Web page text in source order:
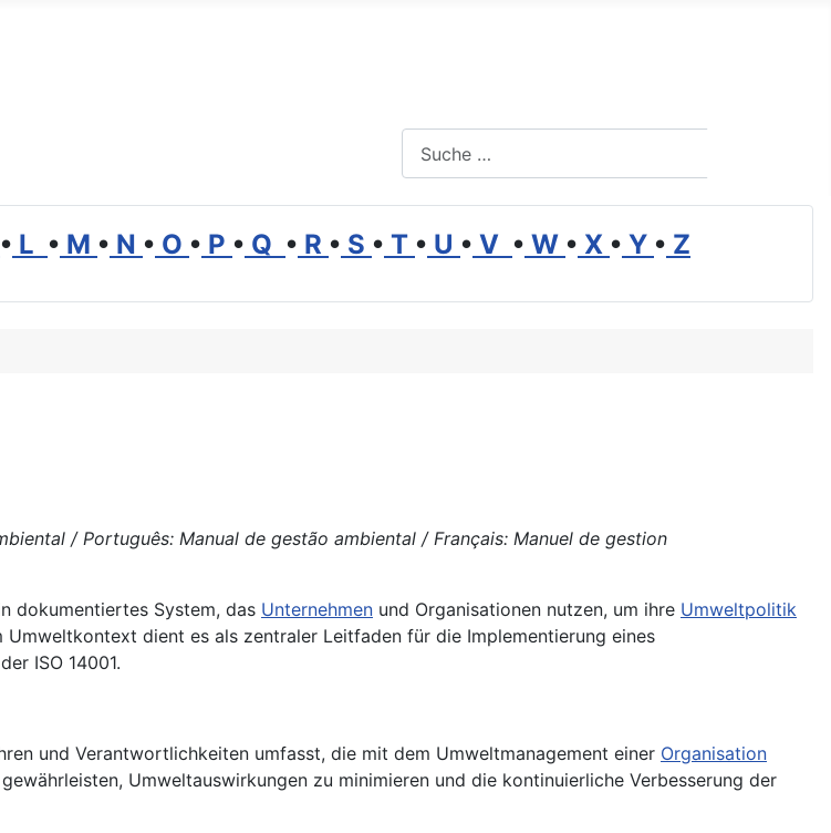
• L • M • N • O • P • Q • R • S • T • U • V • W • X • Y • Z
/ Português: Manual de gestão ambiental / Français: Manuel de gestion
dokumentiertes System, das Unternehmen und Organisationen nutzen, um ihre Umweltpolitik
dient es als zentraler Leitfaden für die Implementierung eines
ISO 14001.
und Verantwortlichkeiten umfasst, die mit dem Umweltmanagement einer Organisation
Umweltauswirkungen zu minimieren und die kontinuierliche Verbesserung der